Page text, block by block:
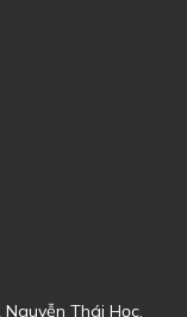
Thái Học,